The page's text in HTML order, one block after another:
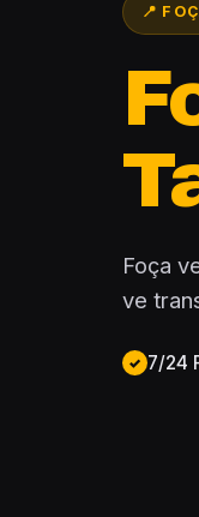
📍
Foça
ve
7/24